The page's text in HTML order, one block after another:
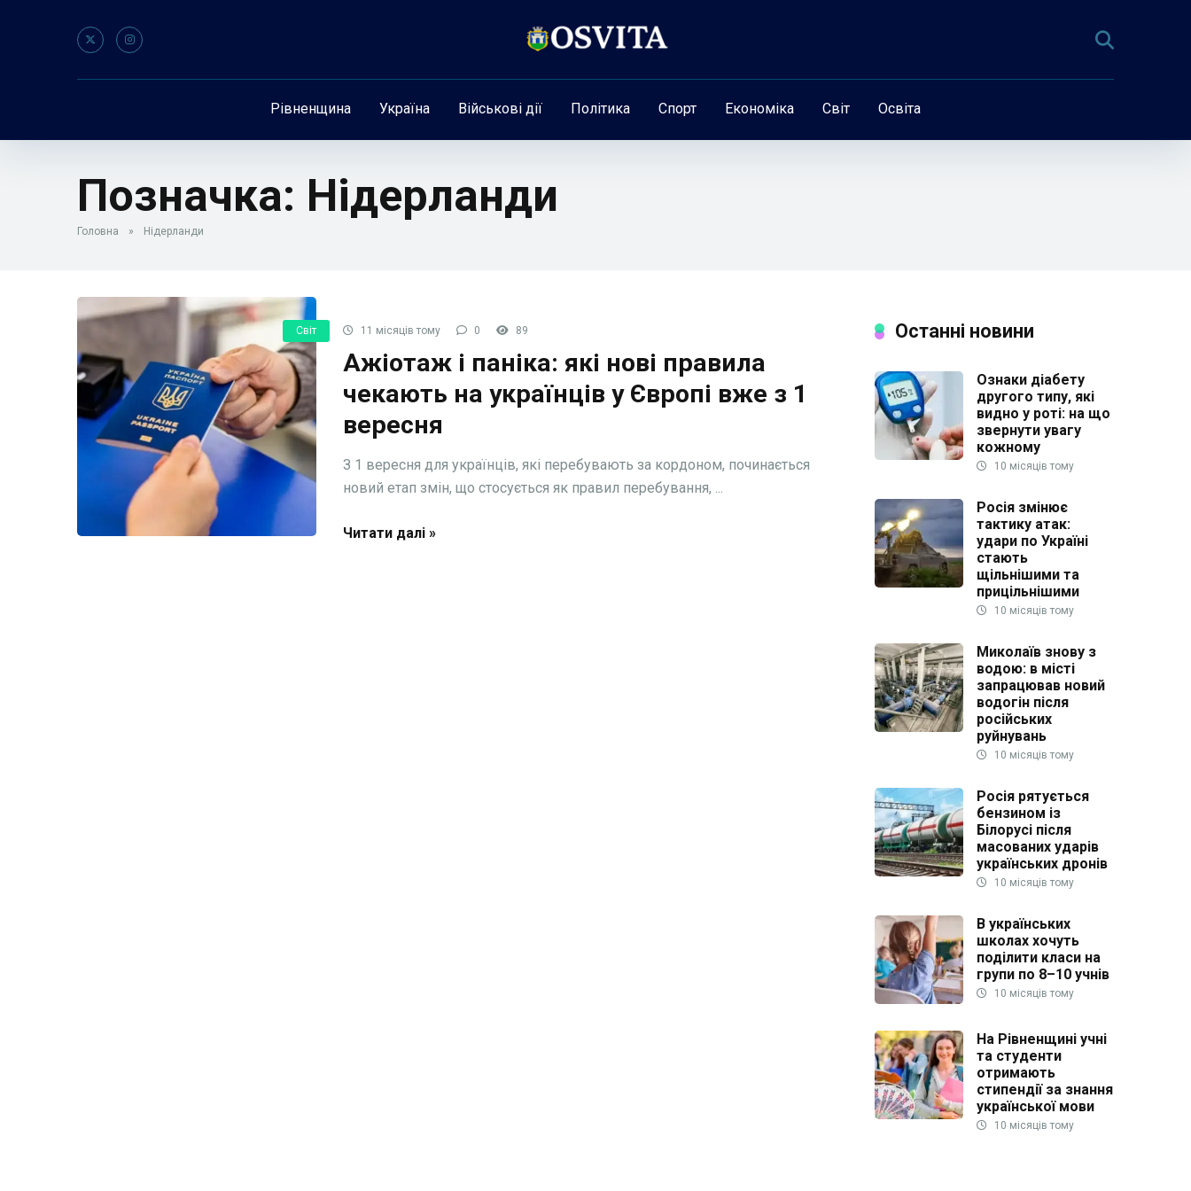
Рівненщина Україна Військові дії Політика Спорт Економіка Світ Освіта
Позначка: Нідерланди
Головна » Нідерланди
Світ 11 місяців тому 0 89
Ажіотаж і паніка: які нові правила
чекають на українців у Європі вже з 1
вересня
З 1 вересня для українців, які перебувають за кордоном, починається
новий етап змін, що стосується як правил перебування, ...
Читати далі »
Останні новини
Ознаки діабету
другого типу, які
видно у роті: на що
звернути увагу
кожному
10 місяців тому
Росія змінює
тактику атак:
удари по Україні
стають
щільнішими та
прицільнішими
10 місяців тому
Миколаїв знову з
водою: в місті
запрацював новий
водогін після
російських
руйнувань
10 місяців тому
Росія рятується
бензином із
Білорусі після
масованих ударів
українських дронів
10 місяців тому
В українських
школах хочуть
поділити класи на
групи по 8–10 учнів
10 місяців тому
На Рівненщині учні
та студенти
отримають
стипендії за знання
української мови
10 місяців тому